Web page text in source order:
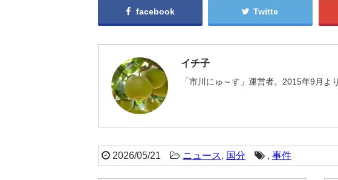
facebook Twitte
イチ子
「市川にゅ～す」運営者。2015年9月よ
2026/05/21 ニュース, 国分 , 事件